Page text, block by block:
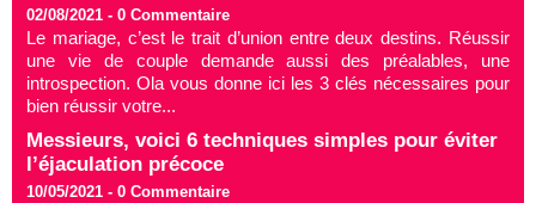
02/08/2021 - 0 Commentaire
Le mariage, c’est le trait d’union entre deux destins. Réussir
une vie de couple demande aussi des préalables, une
introspection. Ola vous donne ici les 3 clés nécessaires pour
bien réussir votre...
Messieurs, voici 6 techniques simples pour éviter
l’éjaculation précoce
10/05/2021 - 0 Commentaire